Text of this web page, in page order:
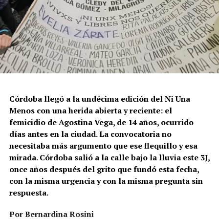
Córdoba llegó a la undécima edición del Ni Una
Menos con una herida abierta y reciente: el
femicidio de Agostina Vega, de 14 años, ocurrido
días antes en la ciudad. La convocatoria no
necesitaba más argumento que ese flequillo y esa
mirada. Córdoba salió a la calle bajo la lluvia este 3J,
once años después del grito que fundó esta fecha,
con la misma urgencia y con la misma pregunta sin
respuesta.
Por Bernardina Rosini